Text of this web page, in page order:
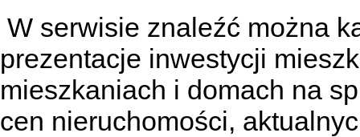
W serwisie znaleźć można
prezentacje inwestycji
mieszkaniach i domach na
cen nieruchomości,